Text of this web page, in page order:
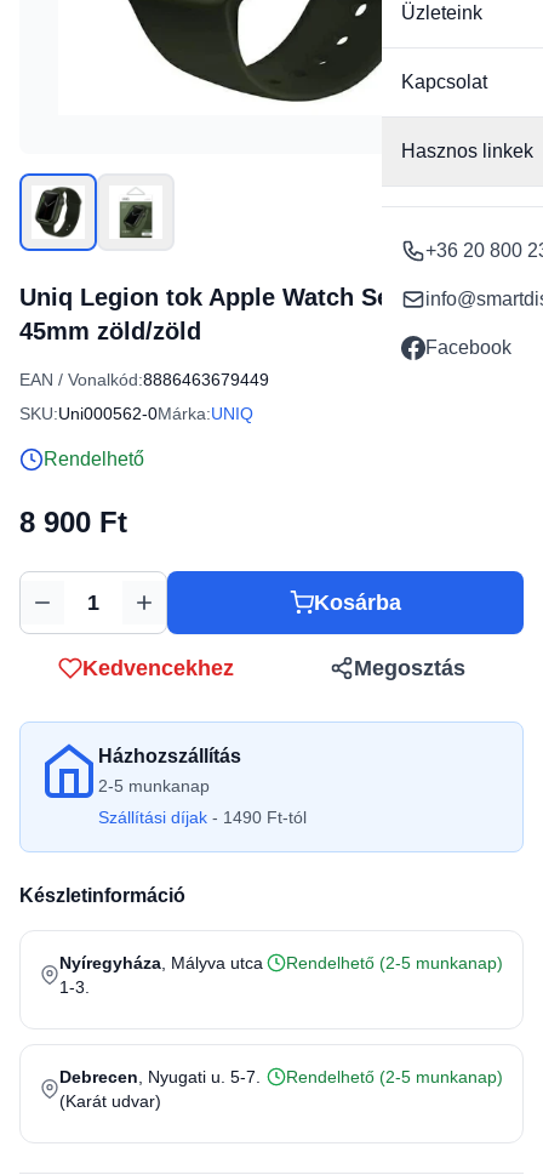
Üzleteink
Kapcsolat
Hasznos linkek
+36 20 800
Facebook
Uniq Legion tok Apple Watch Series 7/8/9
45mm zöld/zöld
EAN / Vonalkód:8886463679449
SKU:Uni000562-0Márka:UNIQ
Rendelhető
8 900 Ft
Mennyiség Kosárba
Kedvencekhez Megosztás
Házhozszállítás
2-5 munkanap
Szállítási díjak - 1490 Ft-tól
Készletinformáció
Nyíregyháza , Mályva utca
1-3.
Rendelhető (2-5 munkanap)
Debrecen , Nyugati u. 5-7.
(Karát udvar)
Rendelhető (2-5 munkanap)